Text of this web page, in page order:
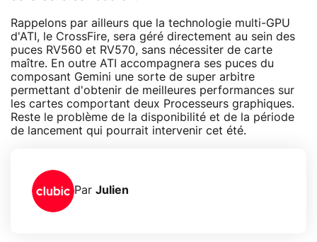
Rappelons par ailleurs que la technologie multi-GPU
d'ATI, le CrossFire, sera géré directement au sein des
puces RV560 et RV570, sans nécessiter de carte
maître. En outre ATI accompagnera ses puces du
composant Gemini une sorte de super arbitre
permettant d'obtenir de meilleures performances sur
les cartes comportant deux Processeurs graphiques.
Reste le problème de la disponibilité et de la période
de lancement qui pourrait intervenir cet été.
Par Julien